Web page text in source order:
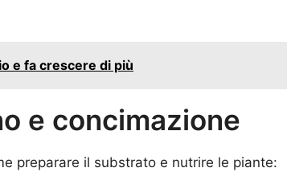
e fa crescere di più
e concimazione
preparare il substrato e nutrire le piante: